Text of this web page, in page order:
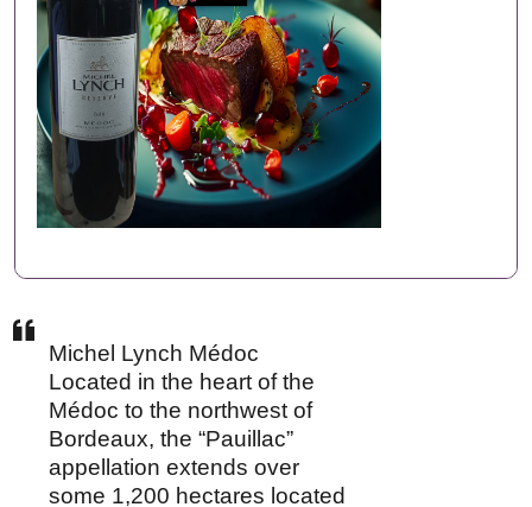
Michel Lynch Médoc
Located in the heart of the
Médoc to the northwest of
Bordeaux, the “Pauillac”
appellation extends over
some 1,200 hectares located